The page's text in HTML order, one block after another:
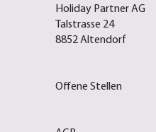
Holiday Partner AG
Talstrasse 24
8852 Altendorf
Offene Stellen